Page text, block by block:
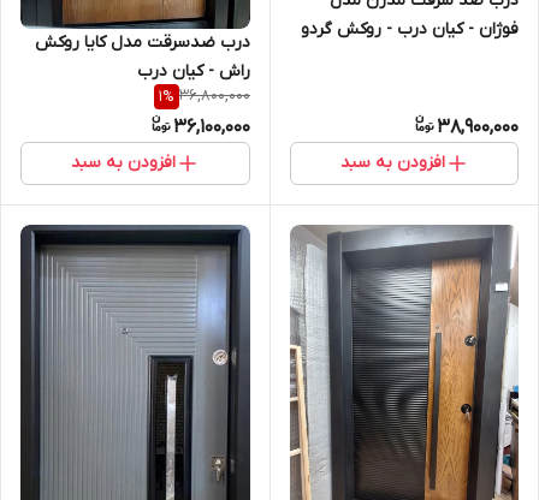
فوژان - کیان درب - روکش گردو
38,900,000
افزودن به سبد
درب ضدسرقت مدل کایا روکش
راش - کیان درب
36,800,000
1%
36,100,000
افزودن به سبد